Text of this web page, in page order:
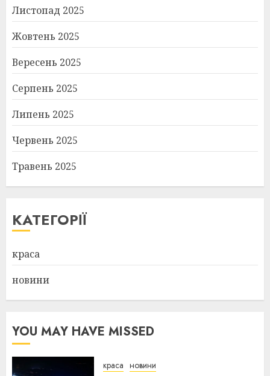
Листопад 2025
Жовтень 2025
Вересень 2025
Серпень 2025
Липень 2025
Червень 2025
Травень 2025
КАТЕГОРІЇ
краса
новини
YOU MAY HAVE MISSED
краса новини